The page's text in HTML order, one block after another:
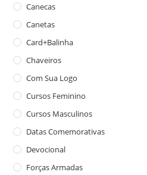
Canecas
Canetas
Card+Balinha
Chaveiros
Com Sua Logo
Cursos Feminino
Cursos Masculinos
Datas Comemorativas
Devocional
Forças Armadas